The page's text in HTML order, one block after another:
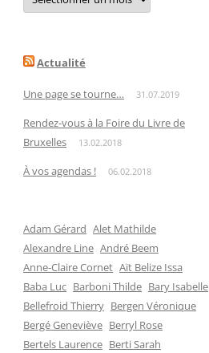
date
Actualité
Une page se tourne… 31.07.2019
Rendez-vous à la Foire du Livre de
Bruxelles
13.02.2018
À vos agendas ! 06.02.2018
Adam Gérard Alet Mathilde
Alexandre Line André Beem
Anne-Claire Cornet Aït Belize Issa
Baba Luc Barboni Thilde Bary Isabelle
Bellefroid Thierry Bergen Véronique
Bergé Geneviève Berryl Rose
Bertels Laurence Berti Sarah